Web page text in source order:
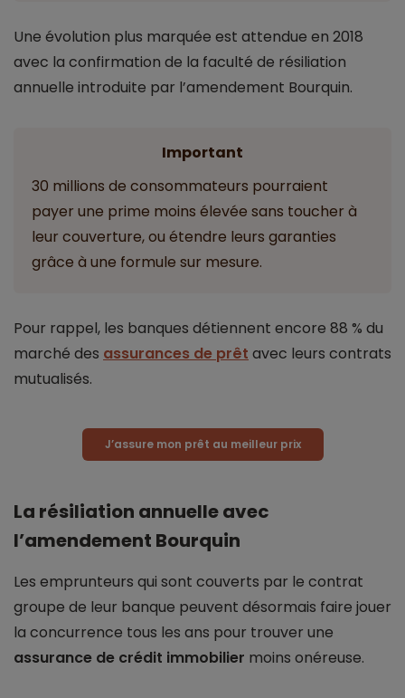
Une évolution plus marquée est attendue en 2018
avec la confirmation de la faculté de résiliation
annuelle introduite par l’amendement Bourquin.
Important
30 millions de consommateurs pourraient
payer une prime moins élevée sans toucher à
leur couverture, ou étendre leurs garanties
grâce à une formule sur mesure.
Pour rappel, les banques détiennent encore 88 % du
marché des assurances de prêt avec leurs contrats
mutualisés.
J’assure mon prêt au meilleur prix
La résiliation annuelle avec
l’amendement Bourquin
Les emprunteurs qui sont couverts par le contrat
groupe de leur banque peuvent désormais faire jouer
la concurrence tous les ans pour trouver une
assurance de crédit immobilier moins onéreuse.